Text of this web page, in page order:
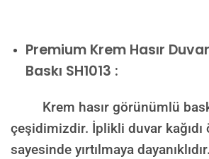
Premium Krem Hasır
Baskı SH1013 :
Krem hasır görünümlü baskı
çeşidimizdir. İplikli duvar kağıdı
sayesinde yırtılmaya